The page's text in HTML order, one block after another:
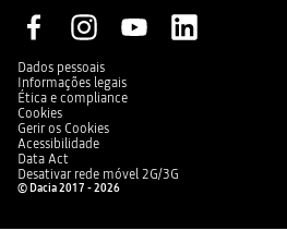
Dados pessoais
Informações legais
Ética e compliance
Cookies
Gerir os Cookies
Acessibilidade
Data Act
Desativar rede móvel 2G/3G
© Dacia 2017 - 2026